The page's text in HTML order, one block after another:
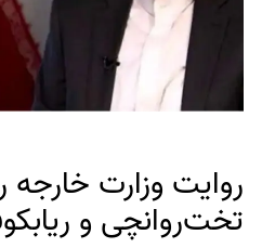
روایت وزارت خارجه
تخت‌روانچی و